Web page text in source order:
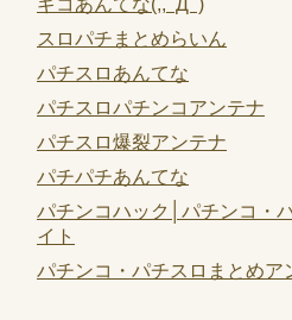
スロパチまとめらいん
パチスロあんてな
パチスロパチンコアンテナ
パチスロ爆裂アンテナ
パチパチあんてな
パチンコハック│パチンコ・
イト
パチンコ・パチスロまとめア